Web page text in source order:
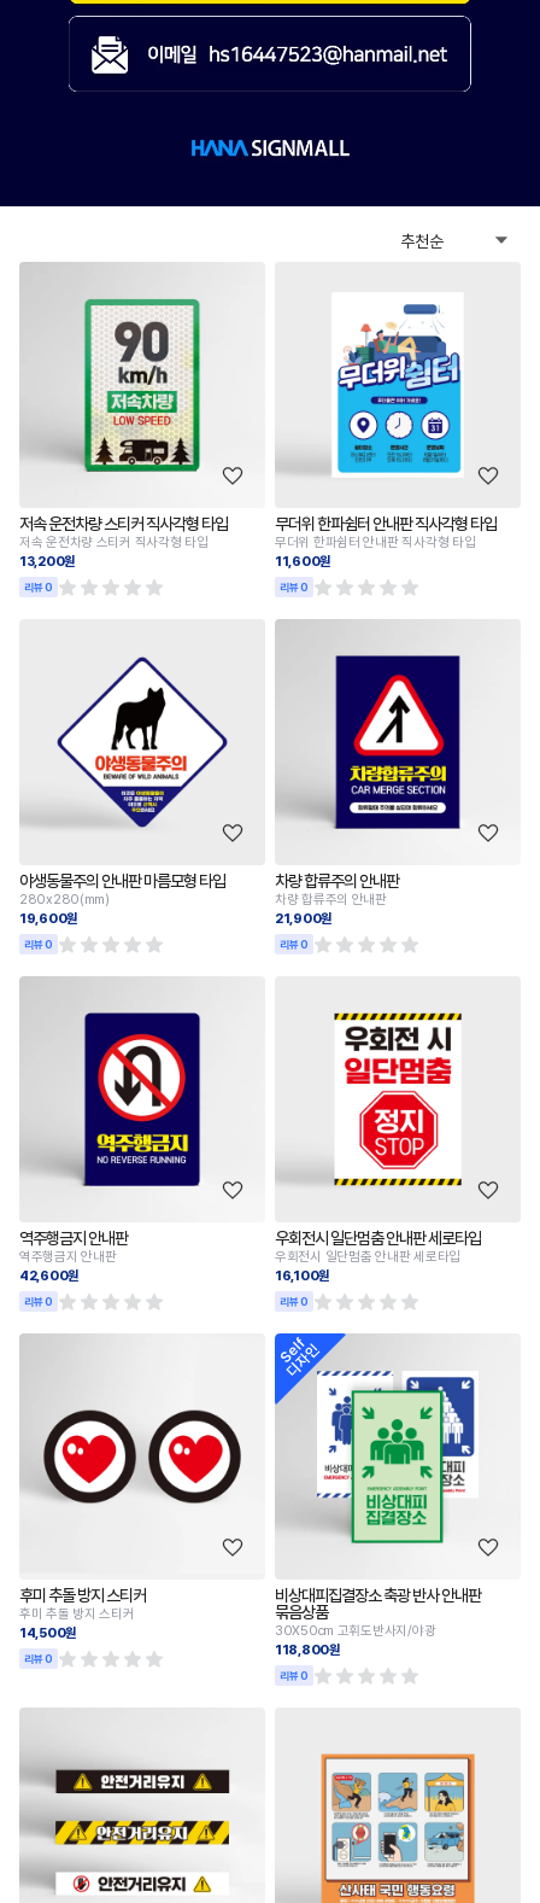
저속 운전차량 스티커 직사각형 타입
저속 운전차량 스티커 직사각형 타입
13,200원
리뷰 0
무더위 한파쉼터 안내판 직사각형 타입
무더위 한파쉼터 안내판 직사각형 타입
11,600원
리뷰 0
야생동물주의 안내판 마름모형 타입
280x280(mm)
19,600원
리뷰 0
차량 합류주의 안내판
차량 합류주의 안내판
21,900원
리뷰 0
역주행금지 안내판
역주행금지 안내판
42,600원
리뷰 0
우회전시 일단멈춤 안내판 세로타입
우회전시 일단멈춤 안내판 세로타입
16,100원
리뷰 0
후미 추돌 방지 스티커
후미 추돌 방지 스티커
14,500원
리뷰 0
비상대피집결장소 축광 반사 안내판
묶음상품
30X50cm 고휘도반사지/야광
118,800원
리뷰 0